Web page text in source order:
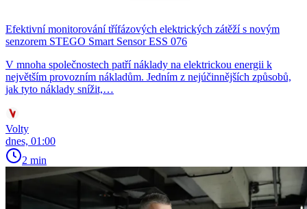
Efektivní monitorování třífázových elektrických zátěží s novým
senzorem STEGO Smart Sensor ESS 076
V mnoha společnostech patří náklady na elektrickou energii k
největším provozním nákladům. Jedním z nejúčinnějších způsobů,
jak tyto náklady snížit,…
Volty
dnes, 01:00
2 min